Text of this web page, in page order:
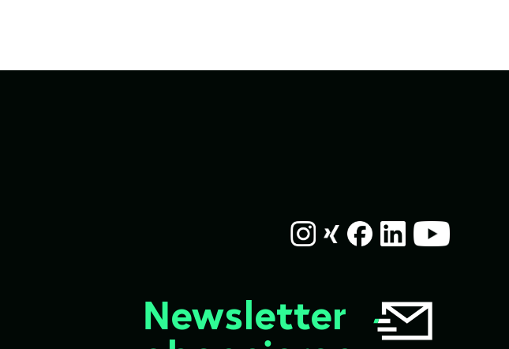
Newsletter